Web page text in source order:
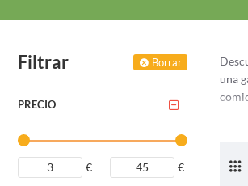
Filtrar Borrar
PRECIO
€ €
una